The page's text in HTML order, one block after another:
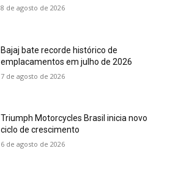
8 de agosto de 2026
Bajaj bate recorde histórico de
emplacamentos em julho de 2026
7 de agosto de 2026
Triumph Motorcycles Brasil inicia novo
ciclo de crescimento
6 de agosto de 2026